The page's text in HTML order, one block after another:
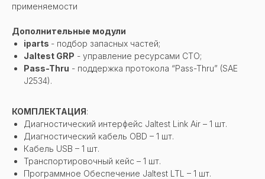
применяемости
Дополнительные модули
iparts - подбор запасных частей;
Jaltest GRP - управление ресурсами СТО;
Pass-Thru - поддержка протокола “Pass-Thru” (SAE
J2534).
КОМПЛЕКТАЦИЯ:
Диагностический интерфейс Jaltest Link Air – 1 шт.
Диагностический кабель OBD – 1 шт.
Кабель USB – 1 шт.
Транспортировочный кейс – 1 шт.
Программное Обеспечение Jaltest LTL – 1 шт.